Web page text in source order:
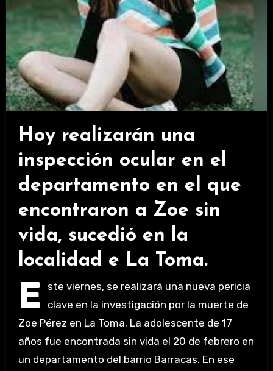
Hoy realizarán una
inspección ocular en el
departamento en el que
encontraron a Zoe sin
vida, sucedió en la
localidad e La Toma.
E
ste viernes, se realizará una nueva pericia
clave en la investigación por la muerte de
Zoe Pérez en La Toma. La adolescente de 17
años fue encontrada sin vida el 20 de febrero en
un departamento del barrio Barracas. En ese